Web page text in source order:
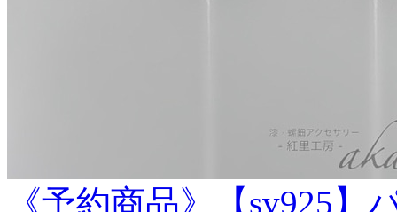
《予約商品》【sv925